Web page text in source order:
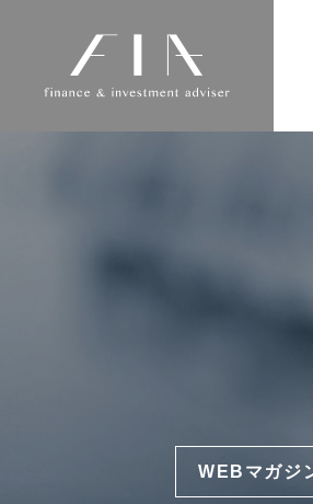
WEBマガジ